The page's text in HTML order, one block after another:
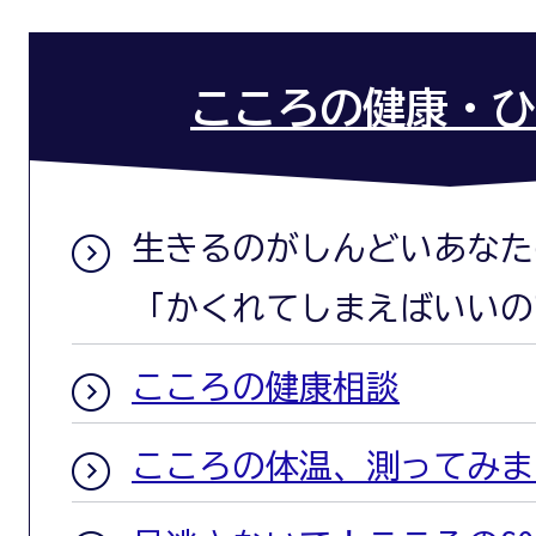
こころの健康・
生きるのがしんどいあな
「かくれてしまえばいい
こころの健康相談
こころの体温、測ってみ